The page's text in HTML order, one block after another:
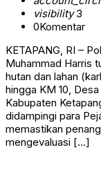
visibility3
0Komentar
KETAPANG, RI –
Muhammad Harris
hutan dan lahan
hingga KM 10,
Kabupaten
didampingi para
memastikan
mengevaluasi […]